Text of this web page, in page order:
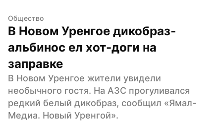
Общество
В Новом Уренгое дикобраз-
альбинос ел хот-доги на
заправке
В Новом Уренгое жители увидели
необычного гостя. На АЗС прогуливался
редкий белый дикобраз, сообщил «Ямал-
Медиа. Новый Уренгой».